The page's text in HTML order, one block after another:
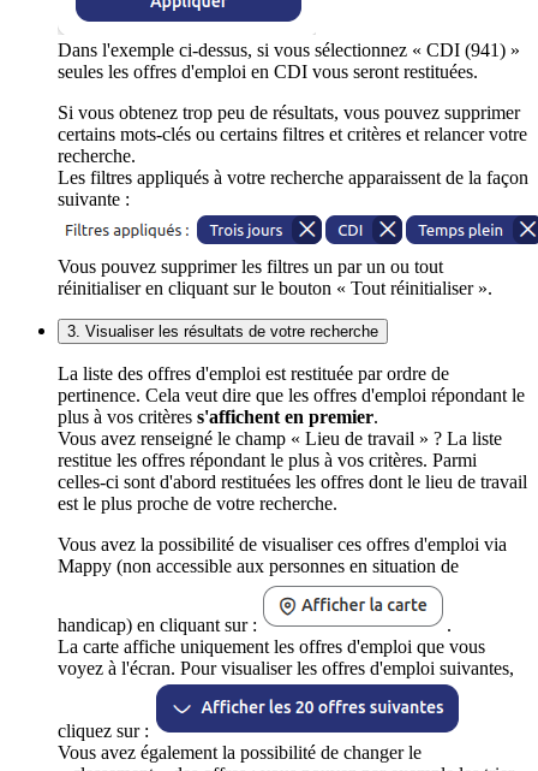
Dans l'exemple ci-dessus, si vous sélectionnez « CDI (941) »
seules les offres d'emploi en CDI vous seront restituées.
Si vous obtenez trop peu de résultats, vous pouvez supprimer
certains mots-clés ou certains filtres et critères et relancer votre
recherche.
Les filtres appliqués à votre recherche apparaissent de la façon
suivante :
Vous pouvez supprimer les filtres un par un ou tout
réinitialiser en cliquant sur le bouton « Tout réinitialiser ».
3. Visualiser les résultats de votre recherche
La liste des offres d'emploi est restituée par ordre de
pertinence. Cela veut dire que les offres d'emploi répondant le
plus à vos critères s'affichent en premier.
Vous avez renseigné le champ « Lieu de travail » ? La liste
restitue les offres répondant le plus à vos critères. Parmi
celles-ci sont d'abord restituées les offres dont le lieu de travail
est le plus proche de votre recherche.
Vous avez la possibilité de visualiser ces offres d'emploi via
Mappy (non accessible aux personnes en situation de
handicap) en cliquant sur :
.
La carte affiche uniquement les offres d'emploi que vous
voyez à l'écran. Pour visualiser les offres d'emploi suivantes,
cliquez sur :
Vous avez également la possibilité de changer le